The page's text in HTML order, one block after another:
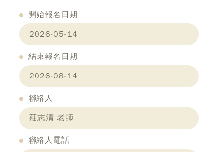
開始報名日期
2026-05-14
結束報名日期
2026-08-14
聯絡人
莊志清 老師
聯絡人電話